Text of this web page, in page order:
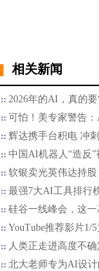
相关新闻
2026年的AI，真的要
可怕！美专家警告
辉达携手台积电 冲
中国AI机器人“造反”
软银卖光英伟达持
最强7大AI工具排行
硅谷一线峰会，这
YouTube推荐影片1/
人类正走进高度不
北大老师专为AI设